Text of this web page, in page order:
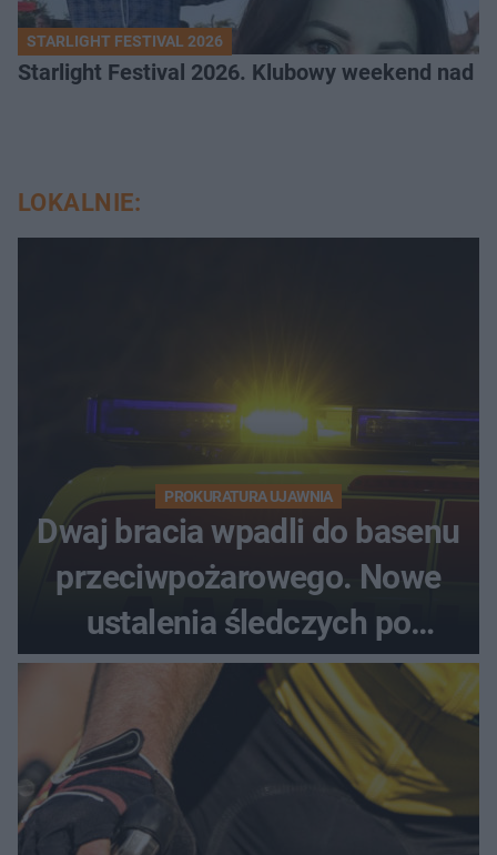
STARLIGHT FESTIVAL 2026
Starlight Festival 2026. Klubowy weekend nad
LOKALNIE:
PROKURATURA UJAWNIA
Dwaj bracia wpadli do basenu
przeciwpożarowego. Nowe
ustalenia śledczych po
dramatycznej akcji